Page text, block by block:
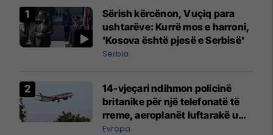
Sërish kërcënon, Vuçiq para
ushtarëve: Kurrë mos e harroni,
'Kosova është pjesë e Serbisë'
Serbia
14-vjeçari ndihmon policinë
britanike për një telefonatë të
rreme, aeroplanët luftarakë u
ngritën në ajër për të
Evropa